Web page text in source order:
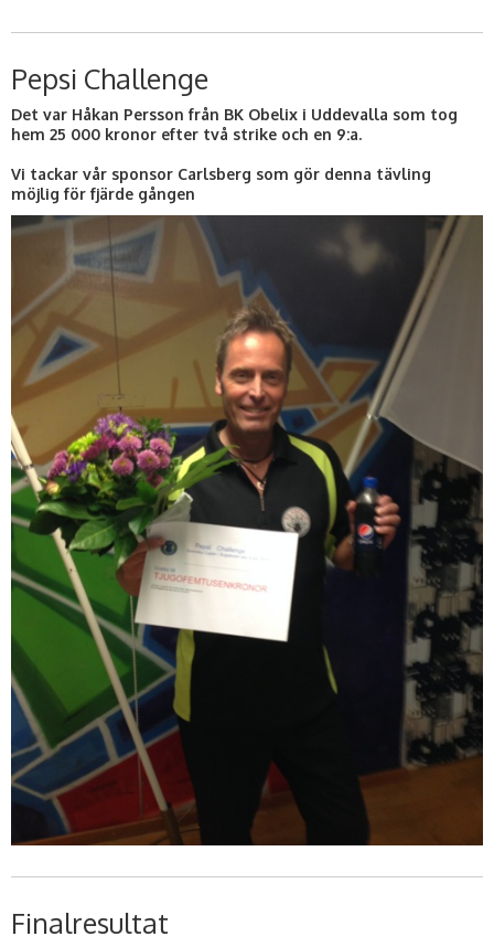
Pepsi Challenge
Det var Håkan Persson från BK Obelix i Uddevalla som tog
hem 25 000 kronor efter två strike och en 9:a.
Vi tackar vår sponsor Carlsberg som gör denna tävling
möjlig för fjärde gången
Finalresultat